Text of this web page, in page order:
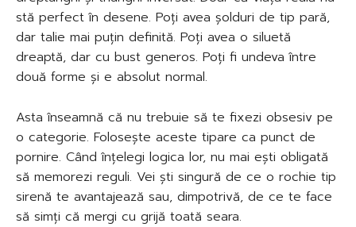
stă perfect în desene. Poți avea șolduri de tip pară,
dar talie mai puțin definită. Poți avea o siluetă
dreaptă, dar cu bust generos. Poți fi undeva între
două forme și e absolut normal.
Asta înseamnă că nu trebuie să te fixezi obsesiv pe
o categorie. Folosește aceste tipare ca punct de
pornire. Când înțelegi logica lor, nu mai ești obligată
să memorezi reguli. Vei ști singură de ce o rochie tip
sirenă te avantajează sau, dimpotrivă, de ce te face
să simți că mergi cu grijă toată seara.